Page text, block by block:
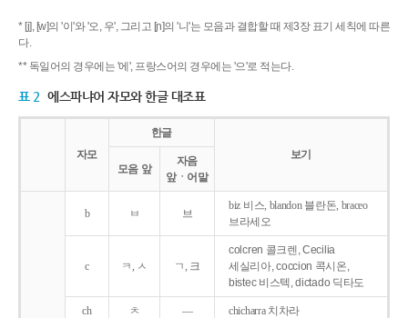
* [j], [w]의 '이'와 '오, 우', 그리고 [ɲ]의 '니'는 모음과 결합할 때 제3장 표기 세칙에 따른
다.
** 독일어의 경우에는 '에', 프랑스어의 경우에는 '으'로 적는다.
표 2 에스파냐어 자모와 한글 대조표
자모
한글
보기
모음 앞
자음
앞ㆍ어말
b ㅂ 브
biz 비스, blandon 블란돈, braceo
브라세오
c ㅋ, ㅅ ㄱ, 크
colcren 콜크렌, Cecilia
세실리아, coccion 콕시온,
bistec 비스텍, dictado 딕타도
ch ㅊ ― chicharra 치차라